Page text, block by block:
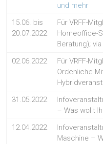
und mehr
15.06. bis
20.07.2022
Für VRFF-
Homeoffice-
Beratung);
02.06.2022
Für VRFF-
Ordenliche
31.05.2022
– Was wollt
12.04.2022
Maschine –